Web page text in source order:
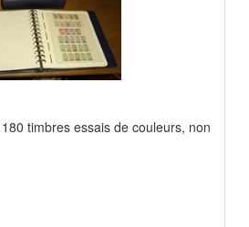
timbres essais de couleurs, non